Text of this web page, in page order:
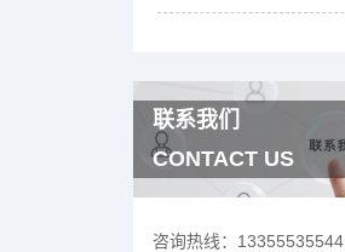
联系我们
CONTACT US
咨询热线： 13355535544